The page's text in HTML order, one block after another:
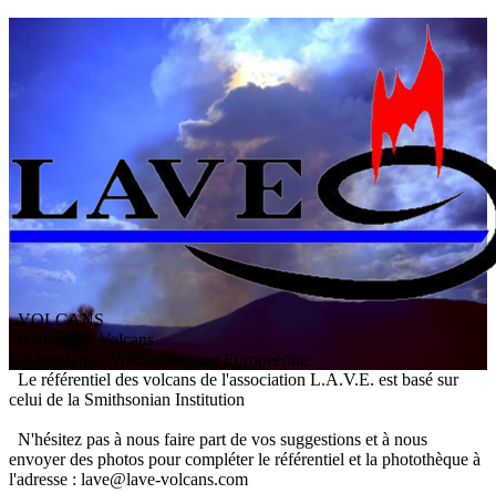
VOLCANS
/ Référentiel Volcans
ssociation V olcanologiqueEuropéenne
Le référentiel des volcans de l'association L.A.V.E. est basé sur
celui de la Smithsonian Institution
N'hésitez pas à nous faire part de vos suggestions et à nous
envoyer des photos pour compléter le référentiel et la photothèque à
l'adresse : lave@lave-volcans.com